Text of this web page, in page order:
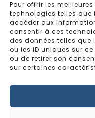
Pour offrir les
technologies telles que
accéder aux
consentir à ces
des données telles
ou les ID uniques sur
ou de retirer son
sur certaines
LES BÉTONS MONTOIS
LES MAISONS
MÉDITERRANÉE
PRÉFADOUR